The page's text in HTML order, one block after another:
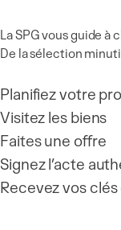
La SPG vous guide à
De la sélection
Planifiez votre
Visitez les biens
Faites une offre
Signez l’acte
Recevez vos